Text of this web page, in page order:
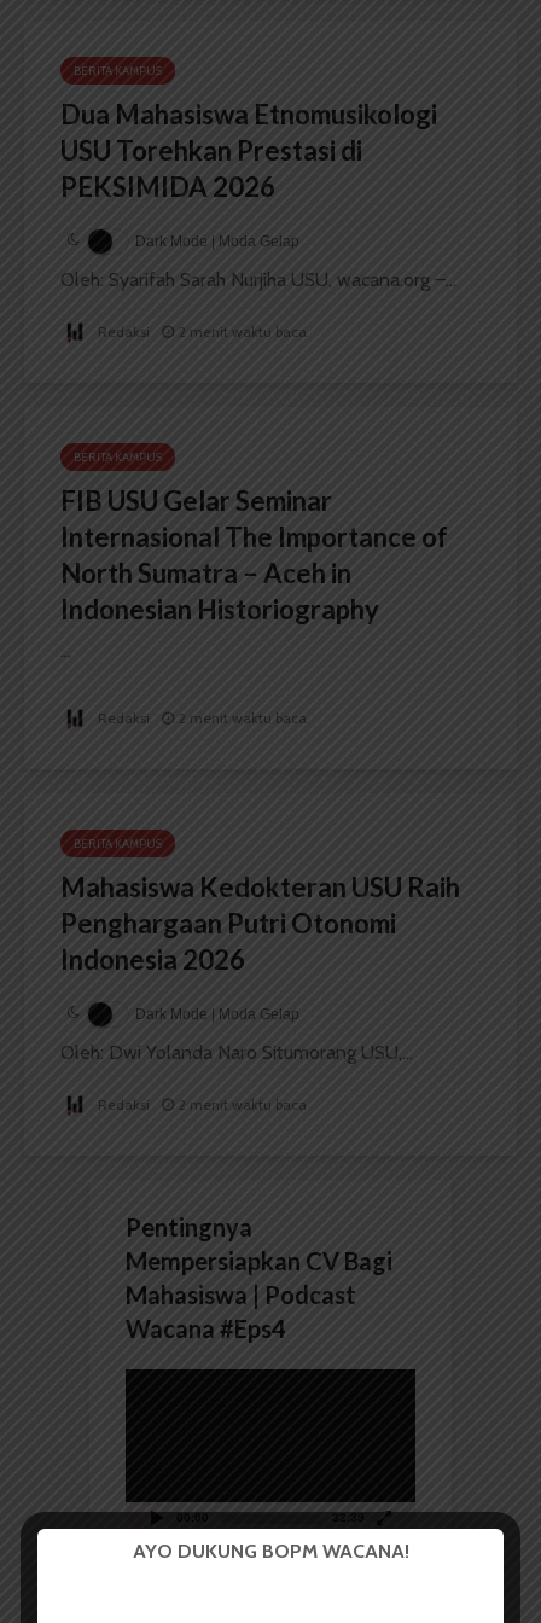
BERITA KAMPUS
Dua Mahasiswa Etnomusikologi
USU Torehkan Prestasi di
PEKSIMIDA 2026
Dark Mode | Moda Gelap
Oleh: Syarifah Sarah Nurjiha USU, wacana.org –...
Redaksi 2 menit waktu baca
BERITA KAMPUS
FIB USU Gelar Seminar
Internasional The Importance of
North Sumatra – Aceh in
Indonesian Historiography
...
Redaksi 2 menit waktu baca
BERITA KAMPUS
Mahasiswa Kedokteran USU Raih
Penghargaan Putri Otonomi
Indonesia 2026
Dark Mode | Moda Gelap
Oleh: Dwi Yolanda Naro Situmorang USU,...
Redaksi 2 menit waktu baca
Pentingnya
Mempersiapkan CV Bagi
Mahasiswa | Podcast
Wacana #Eps4
AYO DUKUNG BOPM WACANA!